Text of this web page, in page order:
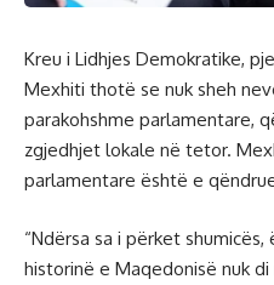
Kreu i Lidhjes Demokratike,
Mexhiti thotë se nuk sheh
parakohshme parlamentare,
zgjedhjet lokale në tetor.
parlamentare është e
“Ndërsa sa i përket
historinë e Maqedonisë nuk